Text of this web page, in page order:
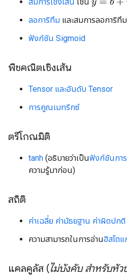
y=b+ w 1x
ลอการิทึม และสมการลอการิทึ
ฟังก์ชัน Sigmoid
พีชคณิตเชิงเส้น
Tensor และอันดับ Tensor
การคูณเมทริกซ์
ตรีโกณมิติ
tanh (อธิบายว่าเป็นฟังก์ชันการ
ความรู้มาก่อน)
สถิติ
ค่าเฉลี่ย ค่ามัธยฐาน ค่าผิดปกติ
ความสามารถในการอ่านฮิสโต
แคลคูลัส (ไม่บังคับ สำหรับหัว